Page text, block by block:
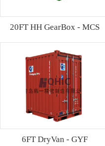
20FT HH GearBox - MCS
6FT DryVan - GYF